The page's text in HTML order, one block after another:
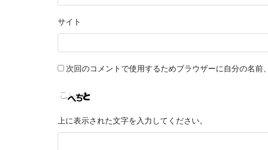
サイト
次回のコメントで使用するためブラウザーに自分の名前
上に表示された文字を入力してください。